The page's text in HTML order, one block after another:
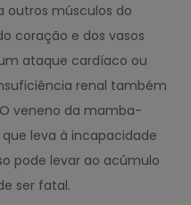
outros músculos do
coração e dos vasos
ataque cardíaco ou
renal também
veneno da mamba-
leva à incapacidade
pode levar ao acúmulo
ser fatal.